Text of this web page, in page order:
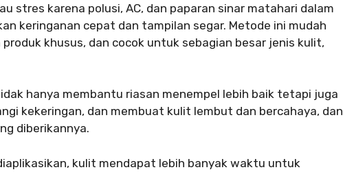
stres karena polusi, AC, dan paparan sinar matahari dalam
keringanan cepat dan tampilan segar. Metode ini mudah
khusus, dan cocok untuk sebagian besar jenis kulit,
hanya membantu riasan menempel lebih baik tetapi juga
kekeringan, dan membuat kulit lembut dan bercahaya, dan
diberikannya.
kulit mendapat lebih banyak waktu untuk